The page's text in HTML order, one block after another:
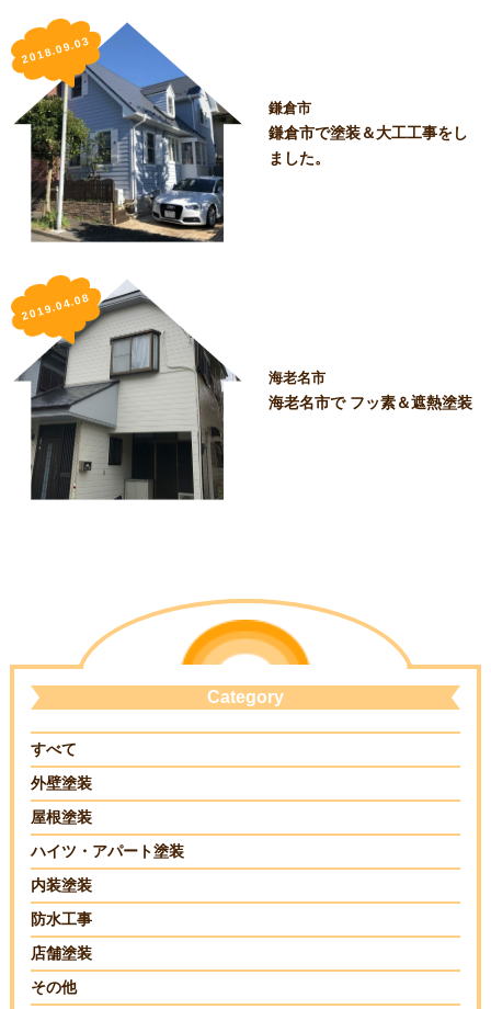
2018.09.03
鎌倉市
鎌倉市で塗装＆大工工事をし
ました。
2019.04.08
海老名市
海老名市で フッ素＆遮熱塗装
Category
すべて
外壁塗装
屋根塗装
ハイツ・アパート塗装
内装塗装
防水工事
店舗塗装
その他